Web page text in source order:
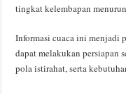
tingkat kelembapan
Informasi cuaca ini menjadi
dapat melakukan persiapan
pola istirahat, serta